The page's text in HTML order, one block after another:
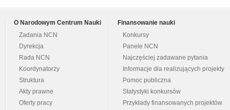
O Narodowym Centrum Nauki
Zadania NCN
Dyrekcja
Rada NCN
Koordynatorzy
Struktura
Akty prawne
Oferty pracy
Finansowanie nauki
Konkursy
Panele NCN
Najczęściej zadawane pytania
Informacje dla realizujących projekty
Pomoc publiczna
Statystyki konkursów
Przykłady finansowanych projektów